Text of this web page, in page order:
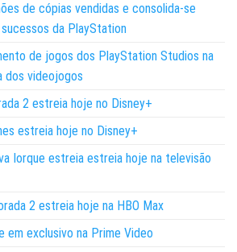
de cópias vendidas e consolida-se
da PlayStation
de jogos dos PlayStation Studios na
dos videojogos
2 estreia hoje no Disney+
estreia hoje no Disney+
Iorque estreia estreia hoje na televisão
2 estreia hoje na HBO Max
em exclusivo na Prime Video